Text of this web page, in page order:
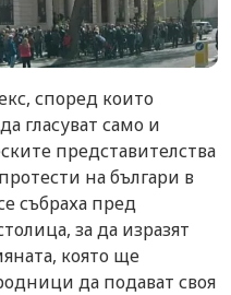
според които
гласуват само и
представителства
на българи в
събраха пред
за да изразят
която ще
да подават своя